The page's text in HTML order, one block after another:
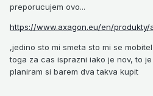
preporucujem ovo...
https://www.axagon.eu/en/produkty/
,jedino sto mi smeta sto mi se
toga za cas isprazni iako je nov, to
planiram si barem dva takva kupit